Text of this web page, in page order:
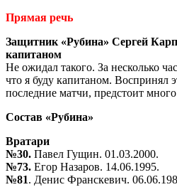
Прямая речь
Защитник «Рубина» Сергей
капитаном
Не ожидал такого. За несколько
что я буду капитаном. Воспринял
последние матчи, предстоит
Состав «Рубина»
Вратари
№30. Павел Гущин.
№73. Егор Назаров.
№81. Денис Франскевич.